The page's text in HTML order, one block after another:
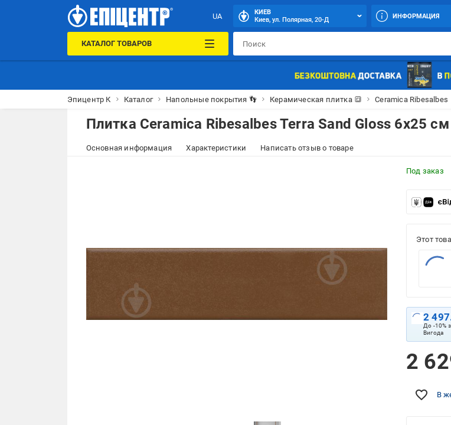
UA
КИЕВ
Киев, ул. Полярная, 20-Д
ИНФОРМАЦИЯ
КАТАЛОГ ТОВАРОВ
Эпицентр К Каталог Напольные покрытия 👣 Керамическая плитка 🔳 Ceramica Ribesalbes
Плитка Ceramica Ribesalbes Terra Sand Gloss 6х25 см
Основная информация Характеристики Написать отзыв о товаре
Под заказ
Этот
2
До -10%
Вигода
2
В